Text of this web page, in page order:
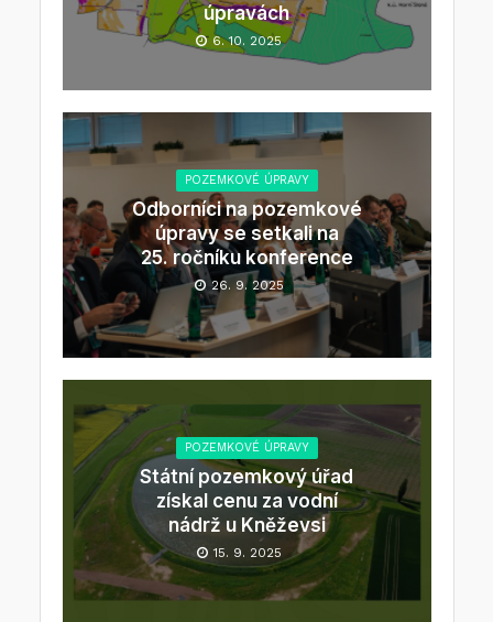
úpravách
6. 10. 2025
POZEMKOVÉ ÚPRAVY
Odborníci na pozemkové
úpravy se setkali na
25. ročníku konference
26. 9. 2025
POZEMKOVÉ ÚPRAVY
Státní pozemkový úřad
získal cenu za vodní
nádrž u Kněževsi
15. 9. 2025